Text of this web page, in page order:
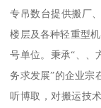
专吊数台提供搬厂
楼层及各种轻重型
号单位。秉承“、、
务求发展”的企业宗
听博取，对搬运技